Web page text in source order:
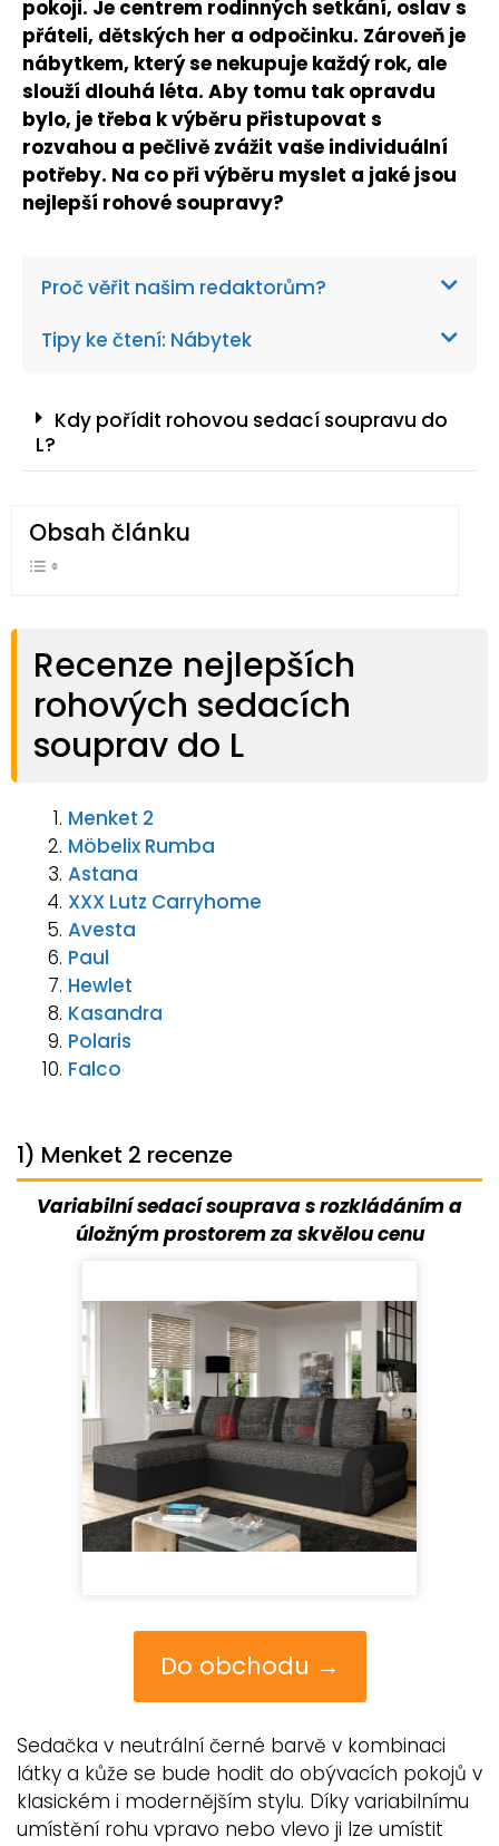
pokoji. Je centrem rodinných setkání, oslav s
přáteli, dětských her a odpočinku. Zároveň je
nábytkem, který se nekupuje každý rok, ale
slouží dlouhá léta. Aby tomu tak opravdu
bylo, je třeba k výběru přistupovat s
rozvahou a pečlivě zvážit vaše individuální
potřeby. Na co při výběru myslet a jaké jsou
nejlepší rohové soupravy?
Proč věřit našim redaktorům?
Tipy ke čtení: Nábytek
Kdy pořídit rohovou sedací soupravu do
L?
Obsah článku
Recenze nejlepších
rohových sedacích
souprav do L
Menket 2
Möbelix Rumba
Astana
XXX Lutz Carryhome
Avesta
Paul
Hewlet
Kasandra
Polaris
Falco
1) Menket 2 recenze
Variabilní sedací souprava s rozkládáním a
úložným prostorem za skvělou cenu
Do obchodu →
Sedačka v neutrální černé barvě v kombinaci
látky a kůže se bude hodit do obývacích pokojů v
klasickém i modernějším stylu. Díky variabilnímu
umístění rohu vpravo nebo vlevo ji lze umístit